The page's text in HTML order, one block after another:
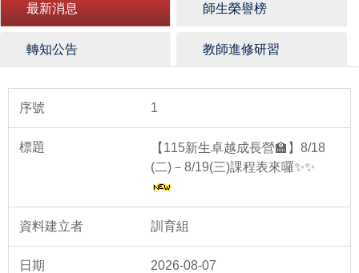
最新消息 師生榮譽榜
轉知公告 教師進修研習
1
【115新生卓越成長營🏫】8/18
(二)－8/19(三)課程表來囉✨✨
訓育組
2026-08-07